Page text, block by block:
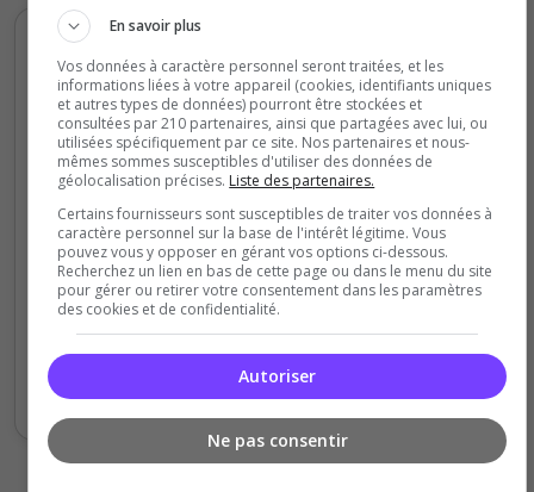
Votes et clics mensuels
2000
4000
6000
En savoir plus
Vos données à caractère personnel seront traitées, et les
informations liées à votre appareil (cookies, identifiants uniques
et autres types de données) pourront être stockées et
consultées par 210 partenaires, ainsi que partagées avec lui, ou
utilisées spécifiquement par ce site. Nos partenaires et nous-
mêmes sommes susceptibles d'utiliser des données de
géolocalisation précises. Liste des partenaires.
Certains fournisseurs sont susceptibles de traiter vos données à
caractère personnel sur la base de l'intérêt légitime. Vous
pouvez vous y opposer en gérant vos options ci-dessous.
Recherchez un lien en bas de cette page ou dans le menu du site
pour gérer ou retirer votre consentement dans les paramètres
des cookies et de confidentialité.
Autoriser
Ne pas consentir